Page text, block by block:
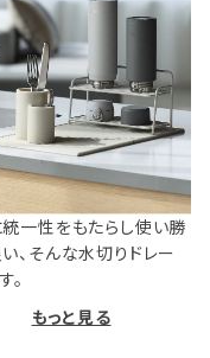
一性をもたらし使い勝
、そんな水切りドレー
。
もっと見る